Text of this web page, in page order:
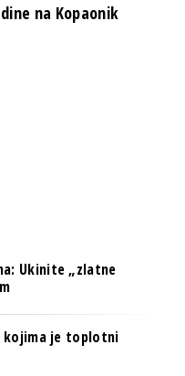
na Kopaonik
Ukinite „zlatne
kojima je toplotni